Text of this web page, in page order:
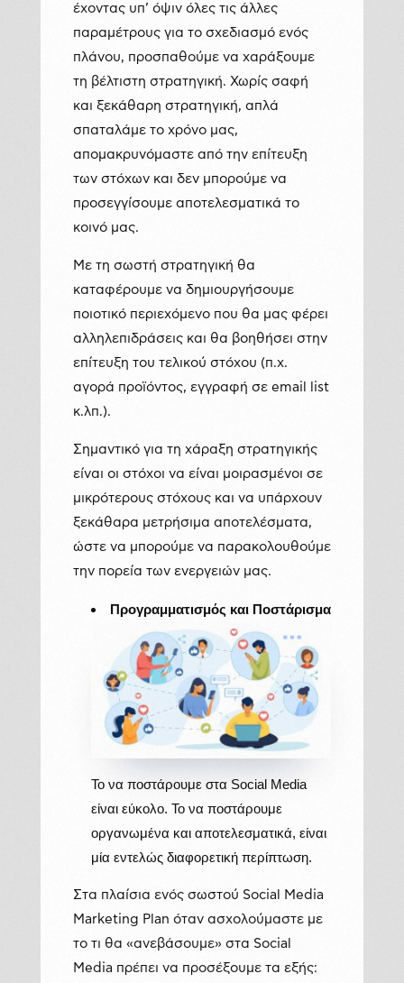
έχοντας υπ’ όψιν όλες τις άλλες
παραμέτρους για το σχεδιασμό ενός
πλάνου, προσπαθούμε να χαράξουμε
τη βέλτιστη στρατηγική. Χωρίς σαφή
και ξεκάθαρη στρατηγική, απλά
σπαταλάμε το χρόνο μας,
απομακρυνόμαστε από την επίτευξη
των στόχων και δεν μπορούμε να
προσεγγίσουμε αποτελεσματικά το
κοινό μας.
Με τη σωστή στρατηγική θα
καταφέρουμε να δημιουργήσουμε
ποιοτικό περιεχόμενο που θα μας φέρει
αλληλεπιδράσεις και θα βοηθήσει στην
επίτευξη του τελικού στόχου (π.χ.
αγορά προϊόντος, εγγραφή σε email list
κ.λπ.).
Σημαντικό για τη χάραξη στρατηγικής
είναι οι στόχοι να είναι μοιρασμένοι σε
μικρότερους στόχους και να υπάρχουν
ξεκάθαρα μετρήσιμα αποτελέσματα,
ώστε να μπορούμε να παρακολουθούμε
την πορεία των ενεργειών μας.
Προγραμματισμός και Ποστάρισμα
Το να ποστάρουμε στα Social Media
είναι εύκολο. Το να ποστάρουμε
οργανωμένα και αποτελεσματικά, είναι
μία εντελώς διαφορετική περίπτωση.
Στα πλαίσια ενός σωστού Social Media
Marketing Plan όταν ασχολούμαστε με
το τι θα «ανεβάσουμε» στα Social
Media πρέπει να προσέξουμε τα εξής: